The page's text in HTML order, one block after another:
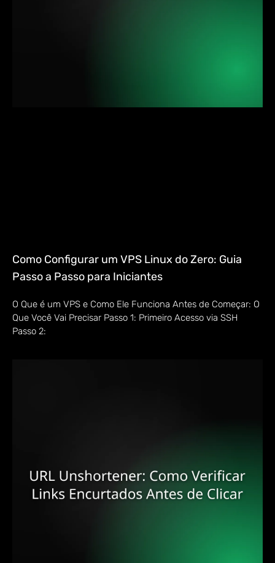
Como Configurar um VPS Linux do Zero: Guia
Passo a Passo para Iniciantes
O Que é um VPS e Como Ele Funciona Antes de Começar: O
Que Você Vai Precisar Passo 1: Primeiro Acesso via SSH
Passo 2: